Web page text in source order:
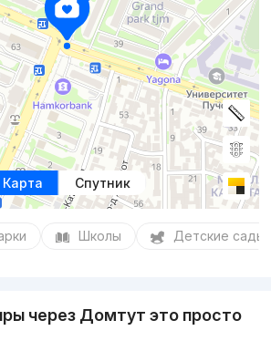
Карта Спутник
Школы Детские сады
через Домтут это просто